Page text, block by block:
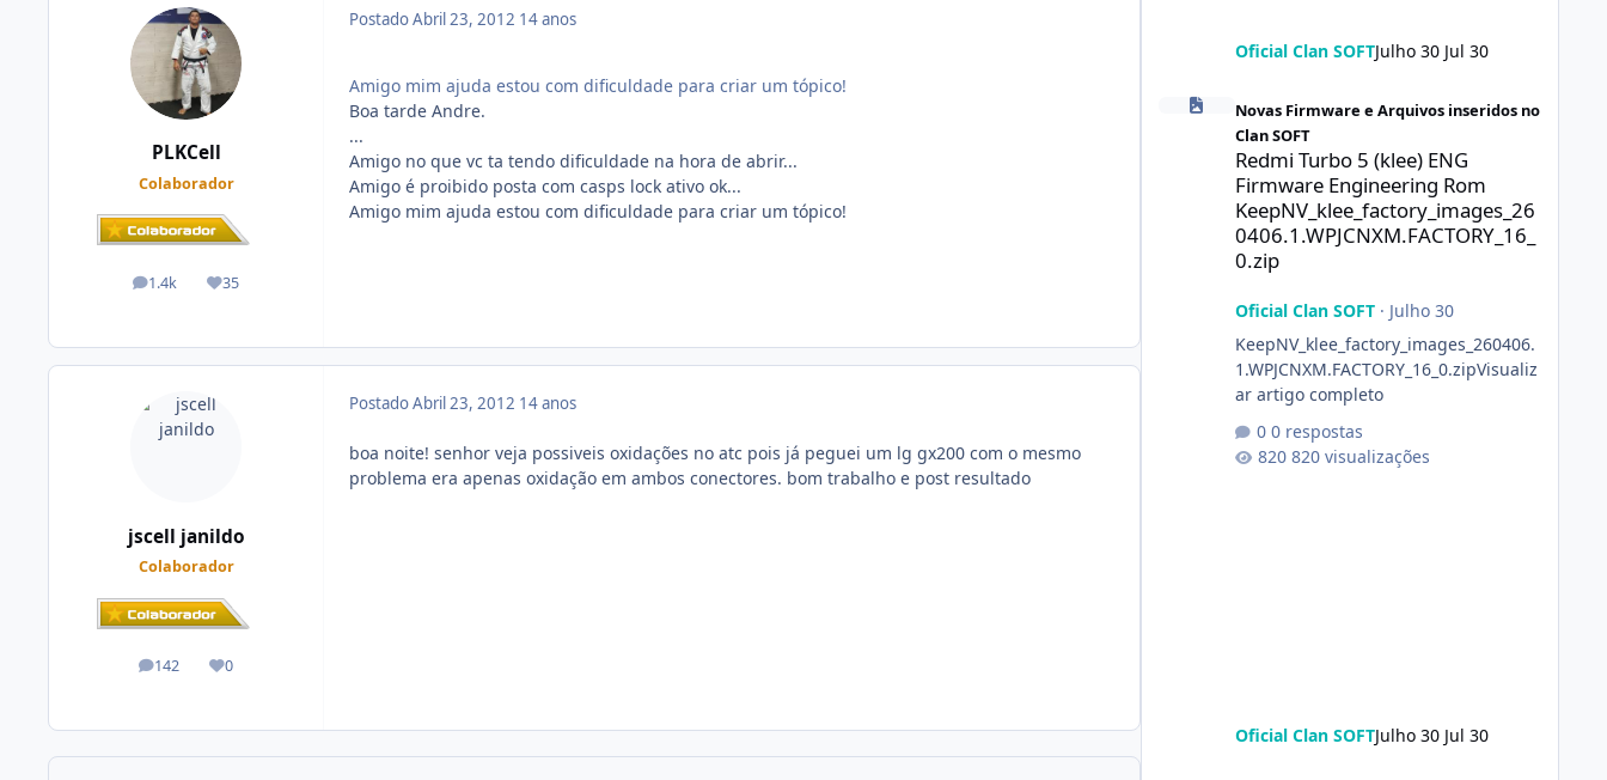
PLKCell
Colaborador
1.4k
posts 35
Reputação
PostadoAbril 23, 2012 14 anos
Amigo mim ajuda estou com dificuldade para criar um tópico!
Boa tarde Andre.
...
Amigo no que vc ta tendo dificuldade na hora de abrir...
Amigo é proibido posta com casps lock ativo ok...
Amigo mim ajuda estou com dificuldade para criar um tópico!
jscell janildo
Colaborador
142
posts 0
Reputação
PostadoAbril 23, 2012 14 anos
boa noite! senhor veja possiveis oxidações no atc pois já peguei um lg gx200 com o mesmo
problema era apenas oxidação em ambos conectores. bom trabalho e post resultado
Oficial Clan SOFTJulho 30 Jul 30
Novas Firmware e Arquivos inseridos no
Clan SOFT
Redmi Turbo 5 (klee) ENG
Firmware Engineering Rom
KeepNV_klee_factory_images_26
0406.1.WPJCNXM.FACTORY_16_
0.zip
Oficial Clan SOFT· Julho 30
KeepNV_klee_factory_images_260406.
1.WPJCNXM.FACTORY_16_0.zipVisualiz
ar artigo completo
0 respostas
820 visualizações
Oficial Clan SOFTJulho 30 Jul 30